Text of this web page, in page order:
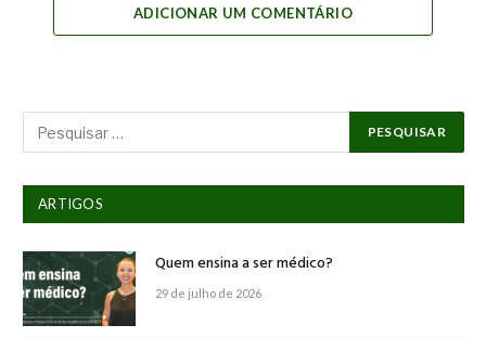
ADICIONAR UM COMENTÁRIO
ARTIGOS
Quem ensina a ser médico?
29 de julho de 2026